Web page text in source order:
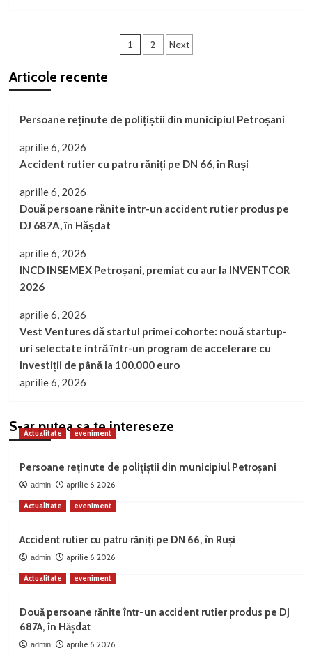
la
sportivă
Paginație
1 2 Next
Articole recente
Persoane reținute de polițiștii din municipiul Petroșani
aprilie 6, 2026
Accident rutier cu patru răniți pe DN 66, în Ruși
aprilie 6, 2026
Două persoane rănite într-un accident rutier produs pe
DJ 687A, în Hășdat
aprilie 6, 2026
INCD INSEMEX Petroșani, premiat cu aur la INVENTCOR
2026
aprilie 6, 2026
Vest Ventures dă startul primei cohorte: nouă startup-
uri selectate intră într-un program de accelerare cu
investiții de până la 100.000 euro
aprilie 6, 2026
S-ar putea sa te intereseze
Actualitate eveniment
Persoane reținute de polițiștii din municipiul Petroșani
admin aprilie 6, 2026
Actualitate eveniment
Accident rutier cu patru răniți pe DN 66, în Ruși
admin aprilie 6, 2026
Actualitate eveniment
Două persoane rănite într-un accident rutier produs pe DJ
687A, în Hășdat
admin aprilie 6, 2026